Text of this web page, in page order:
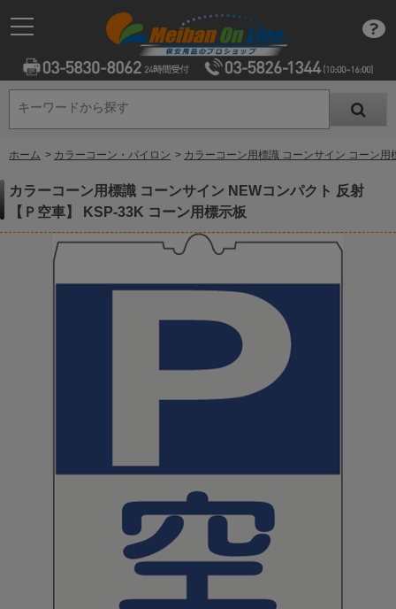
キーワードから探す
キーワードから探す
ホーム > カラーコーン・パイロン > カラーコーン用標識 コーンサイン コーン用
カラーコーン用標識 コーンサイン NEWコンパクト 反射
【Ｐ空車】 KSP-33K コーン用標示板